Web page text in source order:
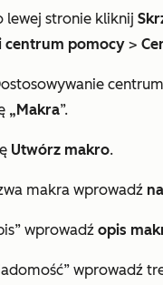
lewej stronie kliknij
centrum pomocy >
„Makra”.
Utwórz makro.
makra wprowadź
wprowadź opis
wprowadź